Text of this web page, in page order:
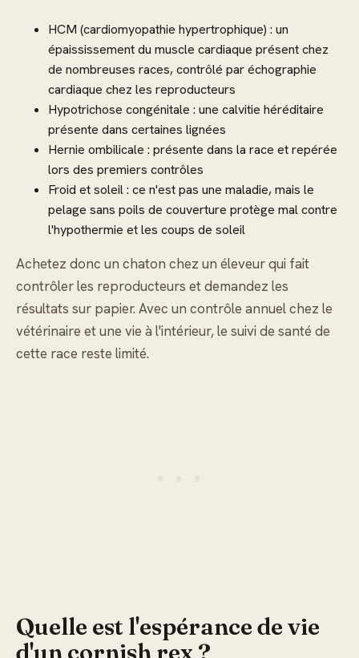
HCM (cardiomyopathie hypertrophique) : un
épaississement du muscle cardiaque présent chez
de nombreuses races, contrôlé par échographie
cardiaque chez les reproducteurs
Hypotrichose congénitale : une calvitie héréditaire
présente dans certaines lignées
Hernie ombilicale : présente dans la race et repérée
lors des premiers contrôles
Froid et soleil : ce n'est pas une maladie, mais le
pelage sans poils de couverture protège mal contre
l'hypothermie et les coups de soleil
Achetez donc un chaton chez un éleveur qui fait
contrôler les reproducteurs et demandez les
résultats sur papier. Avec un contrôle annuel chez le
vétérinaire et une vie à l'intérieur, le suivi de santé de
cette race reste limité.
Quelle est l'espérance de vie
d'un cornish rex ?